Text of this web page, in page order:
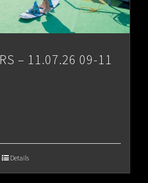
– 11.07.26 09-11
Details